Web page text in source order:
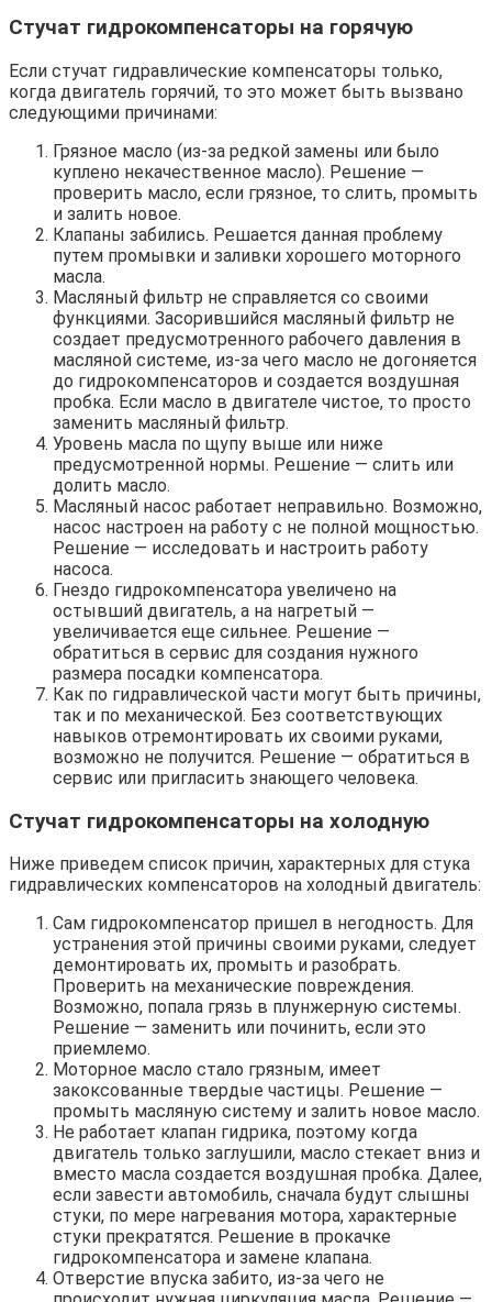
Стучат гидрокомпенсаторы на горячую
Если стучат гидравлические компенсаторы только,
когда двигатель горячий, то это может быть вызвано
следующими причинами:
Грязное масло (из-за редкой замены или было
куплено некачественное масло). Решение —
проверить масло, если грязное, то слить, промыть
и залить новое.
Клапаны забились. Решается данная проблему
путем промывки и заливки хорошего моторного
масла.
Масляный фильтр не справляется со своими
функциями. Засорившийся масляный фильтр не
создает предусмотренного рабочего давления в
масляной системе, из-за чего масло не догоняется
до гидрокомпенсаторов и создается воздушная
пробка. Если масло в двигателе чистое, то просто
заменить масляный фильтр.
Уровень масла по щупу выше или ниже
предусмотренной нормы. Решение — слить или
долить масло.
Масляный насос работает неправильно. Возможно,
насос настроен на работу с не полной мощностью.
Решение — исследовать и настроить работу
насоса.
Гнездо гидрокомпенсатора увеличено на
остывший двигатель, а на нагретый —
увеличивается еще сильнее. Решение —
обратиться в сервис для создания нужного
размера посадки компенсатора.
Как по гидравлической части могут быть причины,
так и по механической. Без соответствующих
навыков отремонтировать их своими руками,
возможно не получится. Решение — обратиться в
сервис или пригласить знающего человека.
Стучат гидрокомпенсаторы на холодную
Ниже приведем список причин, характерных для стука
гидравлических компенсаторов на холодный двигатель:
Сам гидрокомпенсатор пришел в негодность. Для
устранения этой причины своими руками, следует
демонтировать их, промыть и разобрать.
Проверить на механические повреждения.
Возможно, попала грязь в плунжерную системы.
Решение — заменить или починить, если это
приемлемо.
Моторное масло стало грязным, имеет
закоксованные твердые частицы. Решение —
промыть масляную систему и залить новое масло.
Не работает клапан гидрика, поэтому когда
двигатель только заглушили, масло стекает вниз и
вместо масла создается воздушная пробка. Далее,
если завести автомобиль, сначала будут слышны
стуки, по мере нагревания мотора, характерные
стуки прекратятся. Решение в прокачке
гидрокомпенсатора и замене клапана.
Отверстие впуска забито, из-за чего не